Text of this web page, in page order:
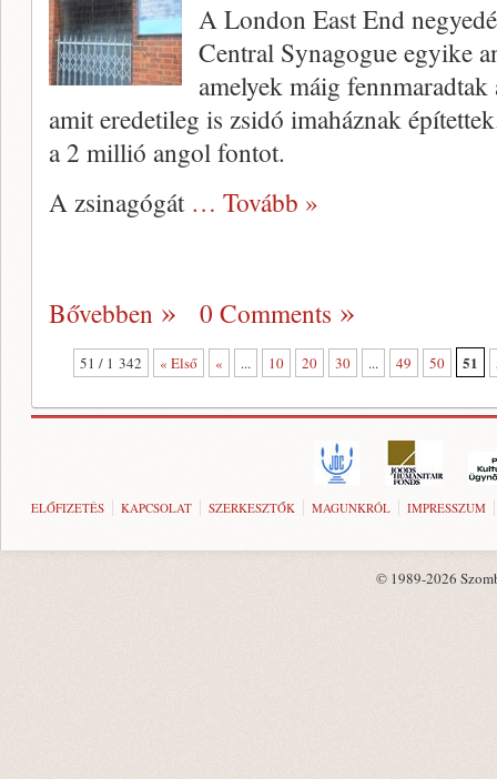
A London East End
Central Synagogue egyike
amelyek máig
amit eredetileg is zsidó imaháznak
a 2 millió angol fontot.
A zsinagógát … Tovább »
Bővebben 0 Comments
51 / 1 342 « Első « ... 10 20 30 ... 49 50 51
ELŐFIZETÉS KAPCSOLAT SZERKESZTŐK MAGUNKRÓL IMPRESSZUM
© 1989-2026